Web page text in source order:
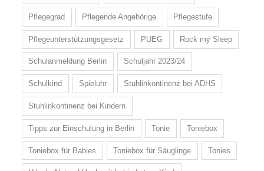
Pflegegrad Pflegende Angehörige Pflegestufe
Pflegeunterstützungsgesetz PUEG Rock my Sleep
Schulanmeldung Berlin Schuljahr 2023/24
Schulkind Spieluhr Stuhlinkontinenz bei ADHS
Stuhlinkontinenz bei Kindern
Tipps zur Einschulung in Berlin Tonie Toniebox
Toniebox für Babies Toniebox für Säuglinge Tonies